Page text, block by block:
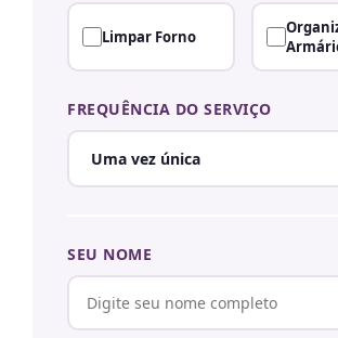
Limpar Forno
FREQUÊNCIA DO SERVIÇO
SEU NOME